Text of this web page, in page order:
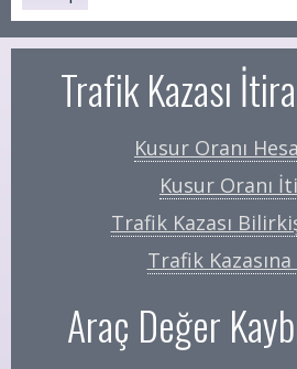
Trafik Kazası
Kusur Oranı
Kusur Oranı
Trafik Kazası
Trafik
Araç Değer